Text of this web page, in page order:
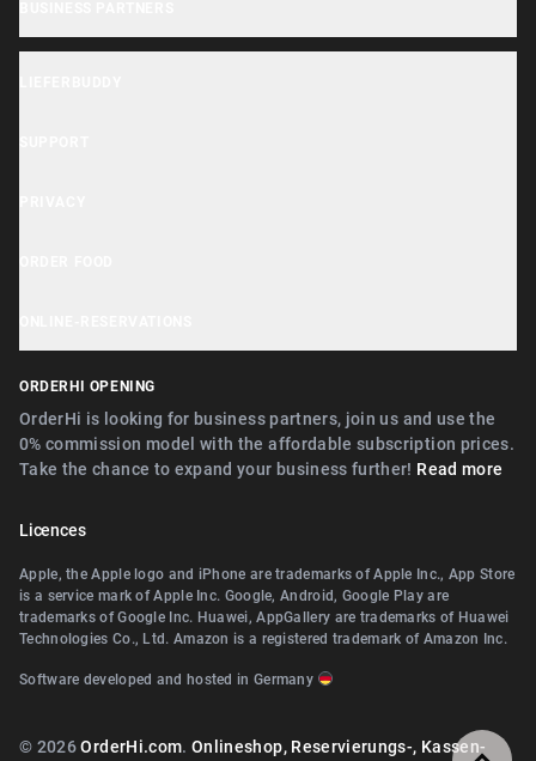
Business sign-up
Digitaler Geschenkgutscheinverkauf
Near Erlangen
Near Fürth
Near Zirndorf
Near Lauf an der Pegnitz
Near Landshut Altdorf
Near Wallerstein
Near Wendelstein
Near Diespeck
Near Erlangen
Near Landshut Altdorf
Near Wendelstein
Near Roth
Near Pegnitz
Near Teublitz
ORDERHI OPENING
OrderHi is looking for business partners, join us and use the
0% commission model with the affordable subscription prices.
Take the chance to expand your business further! Read more
Licences
Apple, the Apple logo and iPhone are trademarks of Apple Inc., App Store
is a service mark of Apple Inc. Google, Android, Google Play are
trademarks of Google Inc. Huawei, AppGallery are trademarks of Huawei
Technologies Co., Ltd. Amazon is a registered trademark of Amazon Inc.
Software developed and hosted in Germany
© 2026OrderHi.com.Onlineshop, Reservierungs-, Kassen-